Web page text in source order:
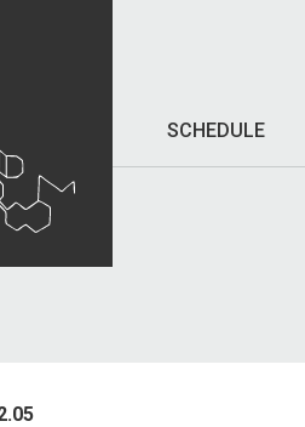
SCHEDULE